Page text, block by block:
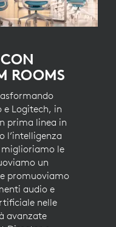
ROOMS
e Logitech, in
prima linea in
l’intelligenza
le
un
promuoviamo
audio e
nelle
avanzate